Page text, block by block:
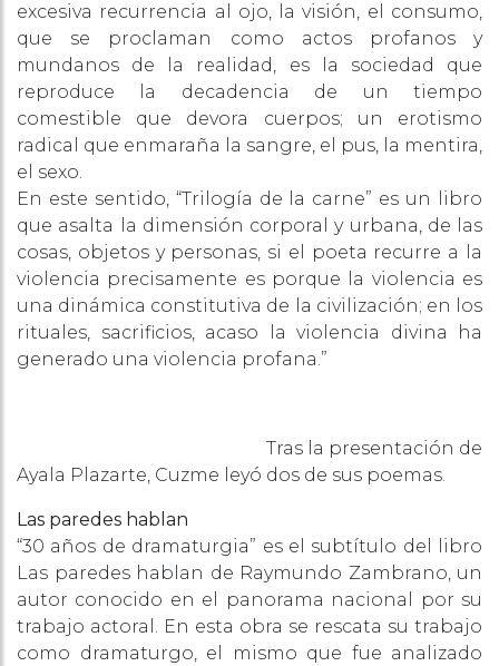
excesiva recurrencia al ojo, la visión, el consumo,
que se proclaman como actos profanos y
mundanos de la realidad, es la sociedad que
reproduce la decadencia de un tiempo
comestible que devora cuerpos; un erotismo
radical que enmaraña la sangre, el pus, la mentira,
el sexo.
En este sentido, “Trilogía de la carne” es un libro
que asalta la dimensión corporal y urbana, de las
cosas, objetos y personas, si el poeta recurre a la
violencia precisamente es porque la violencia es
una dinámica constitutiva de la civilización; en los
rituales, sacrificios, acaso la violencia divina ha
generado una violencia profana.”
Tras la presentación de
Ayala Plazarte, Cuzme leyó dos de sus poemas.
Las paredes hablan
“30 años de dramaturgia” es el subtítulo del libro
Las paredes hablan de Raymundo Zambrano, un
autor conocido en el panorama nacional por su
trabajo actoral. En esta obra se rescata su trabajo
como dramaturgo, el mismo que fue analizado